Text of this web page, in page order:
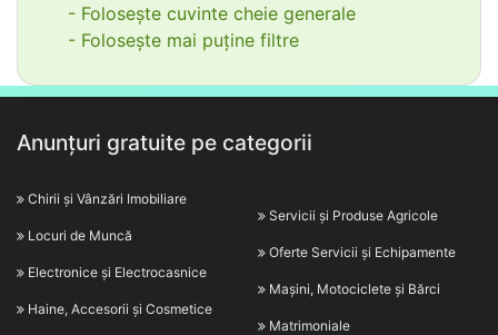
- Folosește cuvinte cheie generale
- Folosește mai puține filtre
Anunțuri gratuite pe categorii
Chirii și Vânzări Imobiliare
Locuri de Muncă
Electronice și Electrocasnice
Haine, Accesorii și Cosmetice
Servicii și Produse Agricole
Oferte Servicii și Echipamente
Mașini, Motociclete și Bărci
Matrimoniale